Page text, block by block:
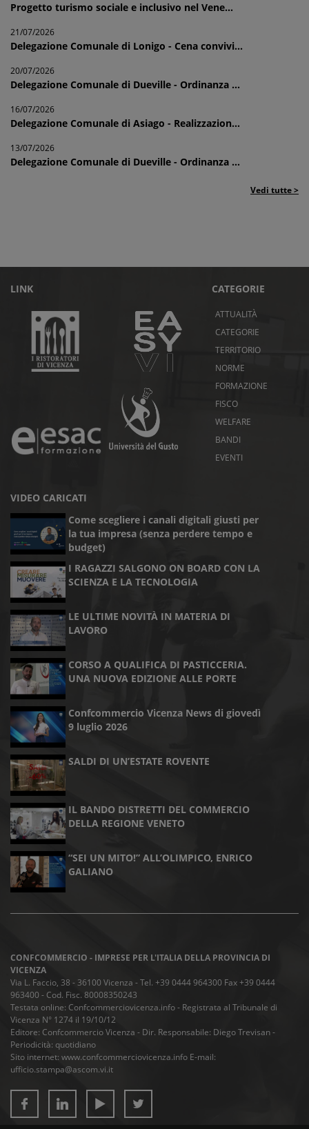
Progetto turismo sociale e inclusivo nel Vene...
21/07/2026
Delegazione Comunale di Lonigo - Cena convivi...
20/07/2026
Delegazione Comunale di Dueville - Ordinanza ...
16/07/2026
Delegazione Comunale di Asiago - Realizzazion...
13/07/2026
Delegazione Comunale di Dueville - Ordinanza ...
Vedi tutte >
LINK CATEGORIE
ATTUALITÀ
CATEGORIE
TERRITORIO
NORME
FORMAZIONE
FISCO
WELFARE
BANDI
EVENTI
VIDEO CARICATI
Come scegliere i canali digitali giusti per
la tua impresa (senza perdere tempo e
budget)
I RAGAZZI SALGONO ON BOARD CON LA
SCIENZA E LA TECNOLOGIA
LE ULTIME NOVITÀ IN MATERIA DI
LAVORO
CORSO A QUALIFICA DI PASTICCERIA.
UNA NUOVA EDIZIONE ALLE PORTE
Confcommercio Vicenza News di giovedì
9 luglio 2026
SALDI DI UN’ESTATE ROVENTE
IL BANDO DISTRETTI DEL COMMERCIO
DELLA REGIONE VENETO
“SEI UN MITO!” ALL’OLIMPICO, ENRICO
GALIANO
CONFCOMMERCIO - IMPRESE PER L'ITALIA DELLA PROVINCIA DI
VICENZA
Via L. Faccio, 38 - 36100 Vicenza - Tel. +39 0444 964300 Fax +39 0444
963400 - Cod. Fisc. 80008350243
Testata online: Confcommerciovicenza.info - Registrata al Tribunale di
Vicenza N° 1274 il 19/10/12
Editore: Confcommercio Vicenza - Dir. Responsabile: Diego Trevisan -
Periodicità: quotidiano
Sito internet: www.confcommerciovicenza.info E-mail:
ufficio.stampa@ascom.vi.it